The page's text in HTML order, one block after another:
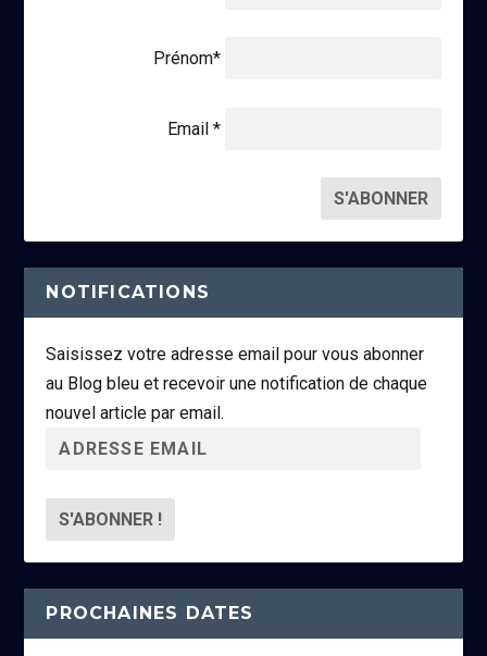
Prénom*
Email *
NOTIFICATIONS
Saisissez votre adresse email pour vous abonner
au Blog bleu et recevoir une notification de chaque
nouvel article par email.
r
s
s
e
PROCHAINES DATES